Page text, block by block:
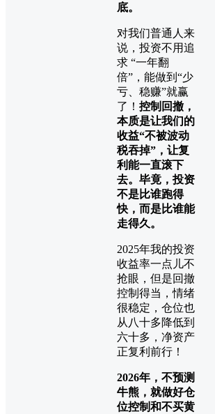
底。
对我们普通人来
说，投资不用追
求 “一年翻
倍”，能做到“少
亏、稳赚”就赢
了！ 控制回撤，
本质是让我们的
收益“不被波动
税吞掉”，让复
利能一直滚下
去。毕竟，投资
不是比谁跑得
快，而是比谁能
走得久。
2025年我的投资
收益率一点儿不
抢眼，但是回撤
控制得当，情绪
很稳定，仓位也
从八十多降低到
六十多，净资产
正复利前行！
2026年，不预测
牛熊，就做好仓
位控制和不买黄